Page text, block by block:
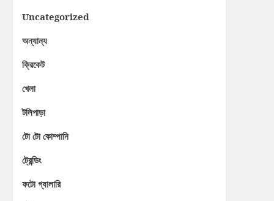
Uncategorized
অন্যান্য
ক্রিকেট
খেলা
টলিপাড়া
টো টো কোম্পানি
ট্রেন্ডিং
ফটো গ্যালারি